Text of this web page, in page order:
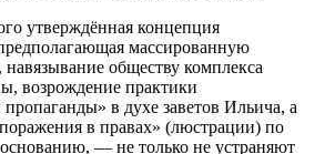
утверждённая концепция
массированную
обществу комплекса
возрождение практики
в духе заветов Ильича, а
в правах» (люстрации) по
— не только не устраняют